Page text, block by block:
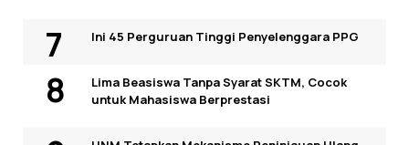
Ini 45 Perguruan Tinggi Penyelenggara PPG
Lima Beasiswa Tanpa Syarat SKTM, Cocok
untuk Mahasiswa Berprestasi